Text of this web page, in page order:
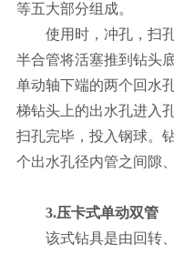
等五大部分组成。
使用时，冲孔，扫孔
半合管将活塞推到钻头
单动轴下端的两个回水
梯钻头上的出水孔进入
扫孔完毕，投入钢球。
个出水孔径内管之间隙
3.压卡式单动双管
该式钻具是由回转、